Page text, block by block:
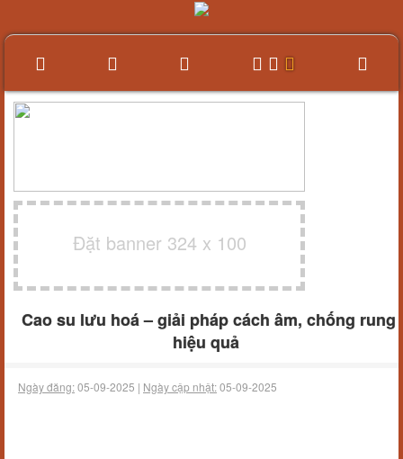
Đặt banner 324 x 100
Cao su lưu hoá – giải pháp cách âm, chống rung
hiệu quả
Ngày đăng:05-09-2025 | Ngày cập nhật:05-09-2025